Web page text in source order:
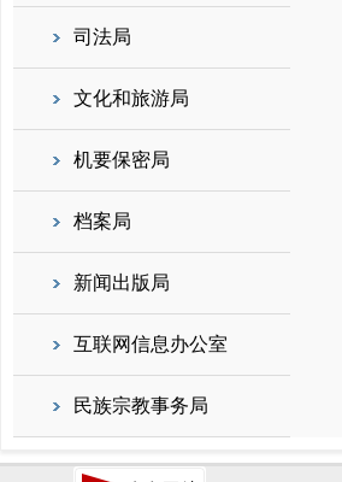
司法局
文化和旅游局
机要保密局
档案局
新闻出版局
互联网信息办公室
民族宗教事务局